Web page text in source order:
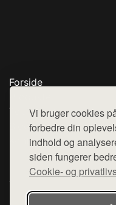
Vi bruger cookies
forbedre din
indhold og
siden fungerer
Cookie- og
Forside
Top Rabatter
Blog
Kontakt